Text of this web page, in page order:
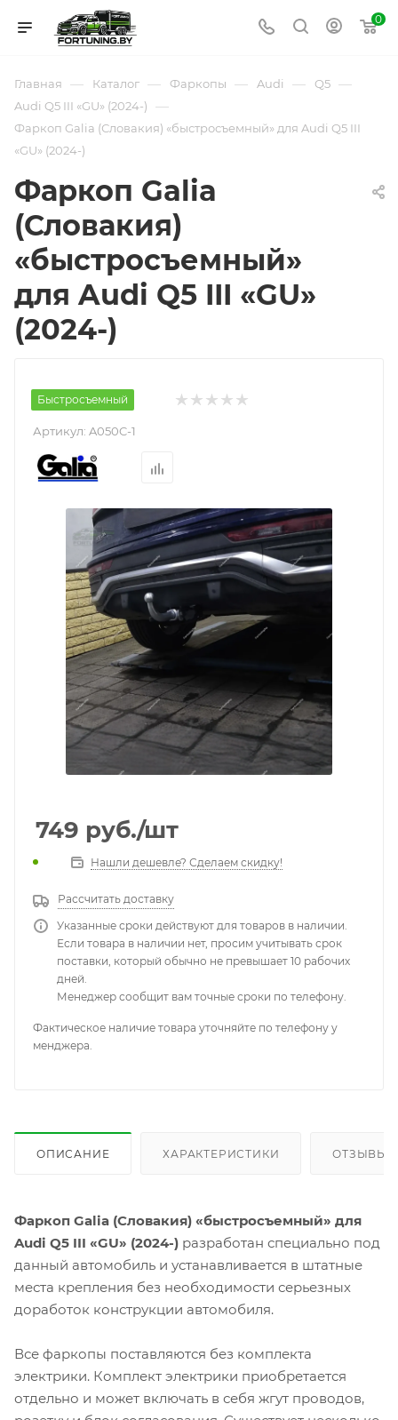
0
Главная — Каталог — Фаркопы — Audi — Q5 —
Audi Q5 III «GU» (2024-) —
Фаркоп Galia (Словакия) «быстросъемный» для Audi Q5 III
«GU» (2024-)
Фаркоп Galia
(Словакия)
«быстросъемный»
для Audi Q5 III «GU»
(2024-)
Быстросъемный
Артикул: A050C-1
749 руб./шт
Нашли дешевле? Сделаем скидку!
Рассчитать доставку
Указанные сроки действуют для товаров в наличии.
Если товара в наличии нет, просим учитывать срок
поставки, который обычно не превышает 10 рабочих
дней.
Менеджер сообщит вам точные сроки по телефону.
Фактическое наличие товара уточняйте по телефону у
менджера.
ОПИСАНИЕ ХАРАКТЕРИСТИКИ ОТЗЫВЫ
Фаркоп Galia (Словакия) «быстросъемный» для
Audi Q5 III «GU» (2024-) разработан специально под
данный автомобиль и устанавливается в штатные
места крепления без необходимости серьезных
доработок конструкции автомобиля.
Все фаркопы поставляются без комплекта
электрики. Комплект электрики приобретается
отдельно и может включать в себя жгут проводов,